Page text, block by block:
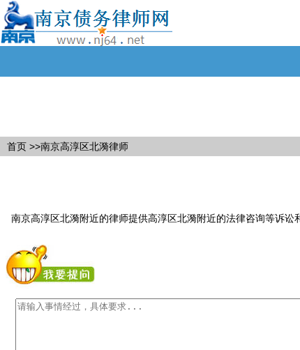
首页 >>南京高淳区北漪律师
南京高淳区北漪附近的律师提供高淳区北漪附近的法律咨询等诉讼